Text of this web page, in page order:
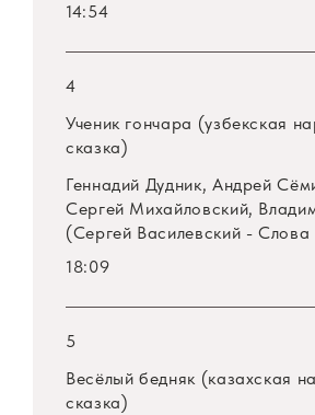
14:54
4
Ученик гончара (узбекская
сказка)
Геннадий Дудник, Андрей
Сергей Михайловский,
(Сергей Василевский -
18:09
5
Весёлый бедняк (казахская
сказка)